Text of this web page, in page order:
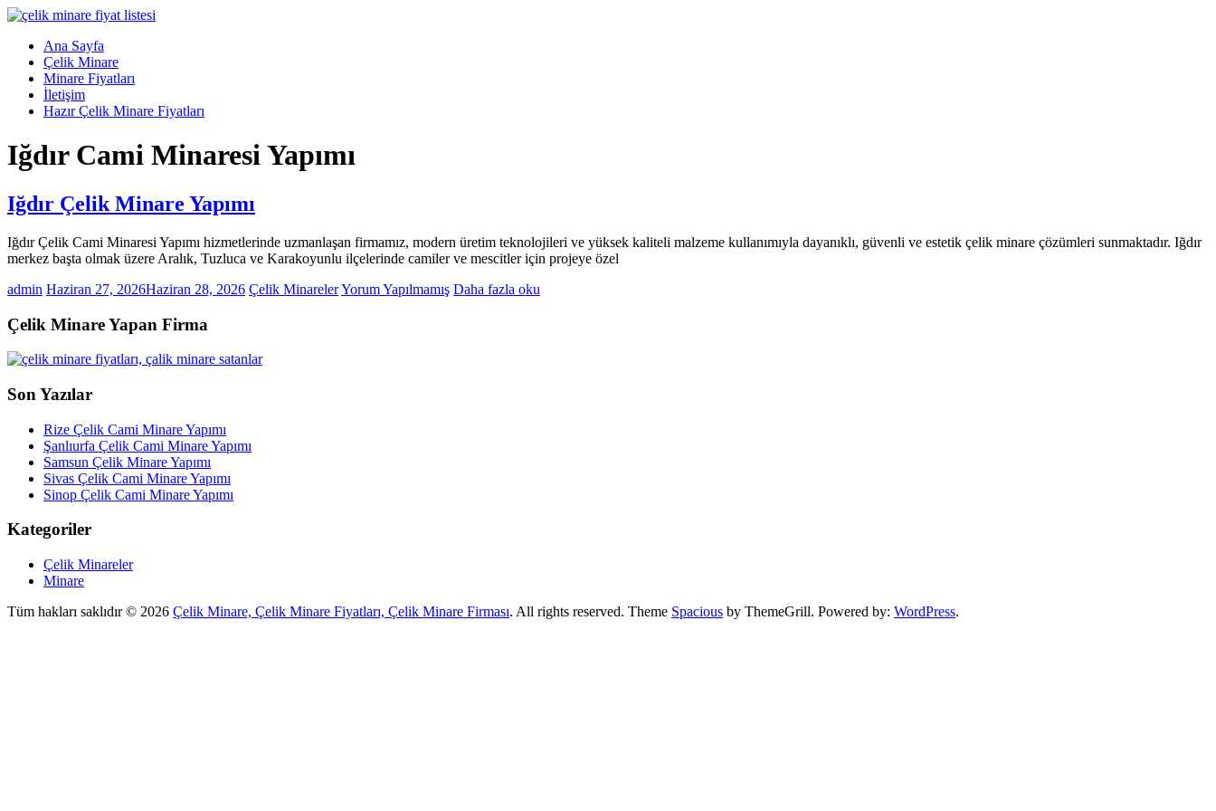
Skip
content
Çelik
Minare,
Çelik
Minare
Çelik
Minare
Minare,
Çelik
Modelleri
Menü
Ana Sayfa
Çelik Minare
Minare Fiyatları
İletişim
Hazır Çelik Minare Fiyatları
Iğdır Cami Minaresi Yapımı
Iğdır Çelik Minare Yapımı
Iğdır Çelik Cami Minaresi Yapımı hizmetlerinde uzmanlaşan firmamız, modern üretim teknolojileri ve yüksek kaliteli malzeme kullanımıyla dayanıklı, güvenli ve estetik çelik minare çözümleri sunmaktadır. Iğdır
merkez başta olmak üzere Aralık, Tuzluca ve Karakoyunlu ilçelerinde camiler ve mescitler için projeye özel
admin Haziran 27, 2026Haziran 28, 2026 Çelik MinarelerYorum Yapılmamış Daha fazla oku
Çelik Minare Yapan Firma
Son Yazılar
Rize Çelik Cami Minare Yapımı
Şanlıurfa Çelik Cami Minare Yapımı
Samsun Çelik Minare Yapımı
Sivas Çelik Cami Minare Yapımı
Sinop Çelik Cami Minare Yapımı
Kategoriler
Çelik Minareler
Minare
Tüm hakları saklıdır © 2026 Çelik Minare, Çelik Minare Fiyatları, Çelik Minare Firması. All rights reserved. Theme Spacious by ThemeGrill. Powered by: WordPress.